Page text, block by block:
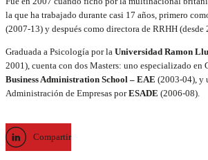
la que ha trabajado durante casi 17 años, primero
(2007-13) y después como directora de RRHH
Graduada a Psicología por la Universidad Ramon
2001), cuenta con dos Masters: uno especializado en
Business Administration School – EAE (2003-04), y
Administración de Empresas porESADE (2006-08).
Compartir